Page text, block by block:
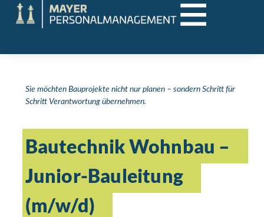
Sie möchten Bauprojekte nicht nur planen – sondern Schritt für
Schritt Verantwortung übernehmen.
Bautechnik Wohnbau –
Junior-Bauleitung
(m/w/d)